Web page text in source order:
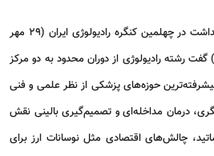
دکتر محمدرضا ظفرقندی وزیر بهداشت در چهلمین کنگره رادیولوژی ایران (29 مهر
تهران) گفت رشته رادیولوژی از دوران محدود به دو مرکز
حوزه‌های پزشکی از نظر علمی و فنی
درمان مداخله‌ای و تصمیم‌گیری بالینی نقش
چالش‌های اقتصادی مثل نوسانات ارز برای